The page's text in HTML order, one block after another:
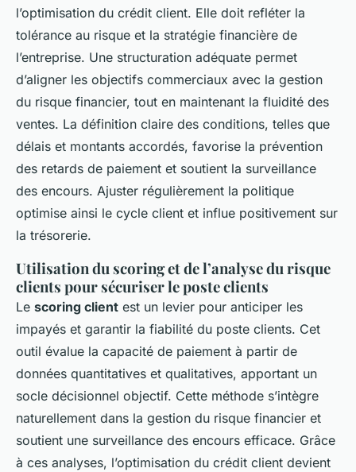
l’optimisation du crédit client. Elle doit refléter la
tolérance au risque et la stratégie financière de
l’entreprise. Une structuration adéquate permet
d’aligner les objectifs commerciaux avec la gestion
du risque financier, tout en maintenant la fluidité des
ventes. La définition claire des conditions, telles que
délais et montants accordés, favorise la prévention
des retards de paiement et soutient la surveillance
des encours. Ajuster régulièrement la politique
optimise ainsi le cycle client et influe positivement sur
la trésorerie.
Utilisation du scoring et de l’analyse du risque
clients pour sécuriser le poste clients
Le scoring client est un levier pour anticiper les
impayés et garantir la fiabilité du poste clients. Cet
outil évalue la capacité de paiement à partir de
données quantitatives et qualitatives, apportant un
socle décisionnel objectif. Cette méthode s’intègre
naturellement dans la gestion du risque financier et
soutient une surveillance des encours efficace. Grâce
à ces analyses, l’optimisation du crédit client devient